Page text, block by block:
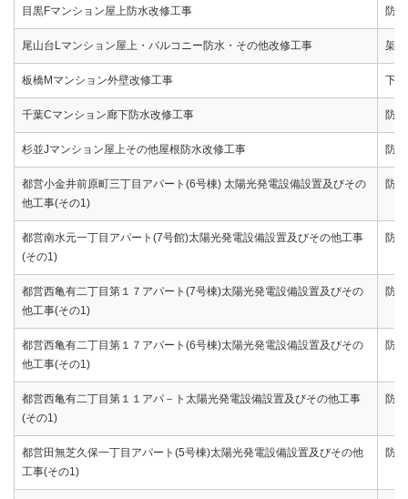
目黒Fマンション屋上防水改修工事 防
尾山台Lマンション屋上・バルコニー防水・その他改修工事 架
板橋Mマンション外壁改修工事 下
千葉Cマンション廊下防水改修工事 防
杉並Jマンション屋上その他屋根防水改修工事 防
都営小金井前原町三丁目アパート(6号棟) 太陽光発電設備設置及びその
他工事(その1)
防
都営南水元一丁目アパート(7号館)太陽光発電設備設置及びその他工事
(その1)
防
都営西亀有二丁目第１７アパート(7号棟)太陽光発電設備設置及びその
他工事(その1)
防
都営西亀有二丁目第１７アパート(6号棟)太陽光発電設備設置及びその
他工事(その1)
防
都営西亀有二丁目第１１アパ－ト太陽光発電設備設置及びその他工事
(その1)
防
都営田無芝久保一丁目アパート(5号棟)太陽光発電設備設置及びその他
工事(その1)
防